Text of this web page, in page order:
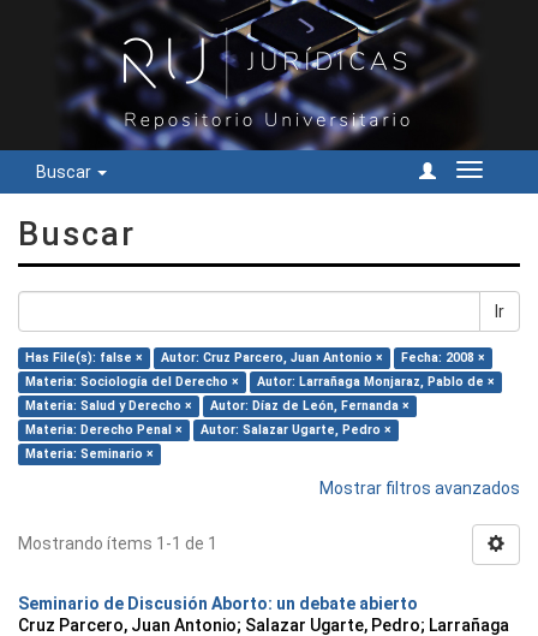
Buscar
Cambiar
Buscar
Ir
Has File(s): false × Autor: Cruz Parcero, Juan Antonio ×
Fecha: 2008 ×
Materia: Sociología del Derecho ×
Autor: Larrañaga Monjaraz, Pablo de ×
Materia: Salud y Derecho ×
Autor: Díaz de León, Fernanda ×
Materia: Derecho Penal ×
Autor: Salazar Ugarte, Pedro ×
Materia: Seminario ×
Mostrar filtros avanzados
Mostrando ítems 1-1 de 1
Seminario de Discusión Aborto: un debate abierto
Cruz Parcero, Juan Antonio; Salazar Ugarte, Pedro; Larrañaga